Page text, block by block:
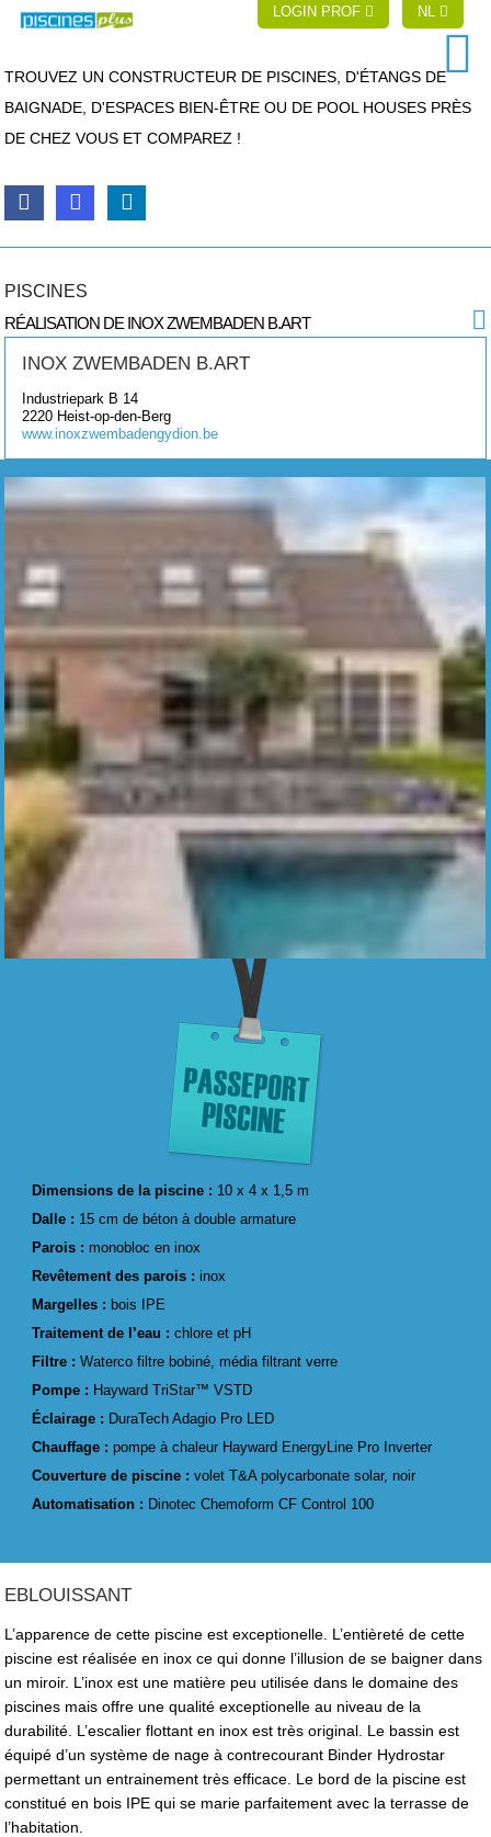
LOGIN PROF NL
TROUVEZ UN CONSTRUCTEUR DE PISCINES, D'ÉTANGS DE
BAIGNADE, D'ESPACES BIEN-ÊTRE OU DE POOL HOUSES PRÈS
DE CHEZ VOUS ET COMPAREZ !
PISCINES
RÉALISATION DE INOX ZWEMBADEN B.ART
INOX ZWEMBADEN B.ART
Industriepark B 14
2220 Heist-op-den-Berg
www.inoxzwembadengydion.be
Dimensions de la piscine : 10 x 4 x 1,5 m
Dalle : 15 cm de béton à double armature
Parois : monobloc en inox
Revêtement des parois : inox
Margelles : bois IPE
Traitement de l’eau :chlore et pH
Filtre :Waterco filtre bobiné, média filtrant verre
Pompe : Hayward TriStar™ VSTD
Éclairage : DuraTech Adagio Pro LED
Chauffage :pompe à chaleur Hayward EnergyLine Pro Inverter
Couverture de piscine :volet T&A polycarbonate solar, noir
Automatisation : Dinotec Chemoform CF Control 100
EBLOUISSANT
L’apparence de cette piscine est exceptionelle. L’entièreté de cette
piscine est réalisée en inox ce qui donne l’illusion de se baigner dans
un miroir. L’inox est une matière peu utilisée dans le domaine des
piscines mais offre une qualité exceptionelle au niveau de la
durabilité. L’escalier flottant en inox est très original. Le bassin est
équipé d’un système de nage à contrecourant Binder Hydrostar
permettant un entrainement très efficace. Le bord de la piscine est
constitué en bois IPE qui se marie parfaitement avec la terrasse de
l’habitation.